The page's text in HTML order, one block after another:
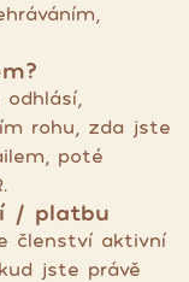
rohu, zda jste
poté
/ platbu
členství aktivní
jste právě